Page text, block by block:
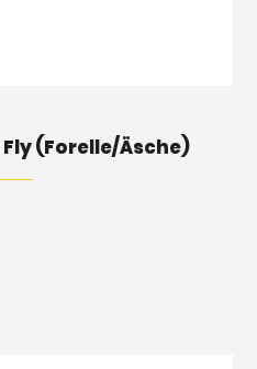
Fly (Forelle/Äsche)